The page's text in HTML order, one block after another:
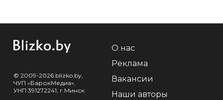
© 2009-2026 blizko.by,
ЧУП «БарокМедиа»,
УНП 391272241, г.Минск
О нас
Реклама
Вакансии
Наши авторы